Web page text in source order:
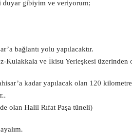
duyar gibiyim ve veriyorum;
bağlantı yolu yapılacaktır.
Kulakkala ve İkisu Yerleşkesi üzerinden
kadar yapılacak olan 120
olan Halil Rıfat Paşa tüneli)